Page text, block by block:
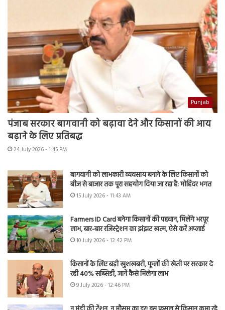
Punjab
पंजाब सरकार बागवानी को बढ़ावा देने और किसानों की आय
बढ़ाने के लिए प्रतिबद्ध
24 July 2026 - 1:45 PM
बागवानी को लाभकारी व्यवसाय बनाने के लिए किसानों को
बीज से बाजार तक पूरा सहयोग दिया जा रहा है: मोहिंदर भगत
15 July 2026 - 11:43 AM
Farmers ID Card बनेगा किसानों की पहचान, मिलेंगे भरपूर
लाभ, बार-बार रजिस्ट्रेशन का झंझट खत्म, ऐसे करें अप्लाई
10 July 2026 - 12:42 PM
किसानों के लिए बड़ी खुशखबरी, फूलों की खेती पर सरकार दे
रही 40% सब्सिडी, जानें कैसे मिलेगा लाभ
9 July 2026 - 12:46 PM